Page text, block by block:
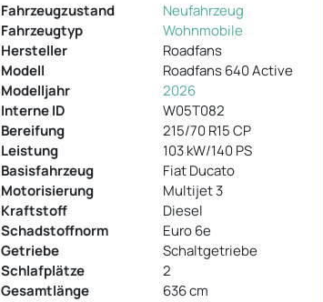
Fahrzeugzustand
Neufahrzeug
Fahrzeugtyp
Wohnmobile
Hersteller
Roadfans
Modell
Roadfans 640 Active
Modelljahr
2026
Interne ID
W05T082
Bereifung
215/70 R15 CP
Leistung
103 kW/140 PS
Basisfahrzeug
Fiat Ducato
Motorisierung
Multijet 3
Kraftstoff
Diesel
Schadstoffnorm
Euro 6e
Getriebe
Schaltgetriebe
Schlafplätze
2
Gesamtlänge
636 cm